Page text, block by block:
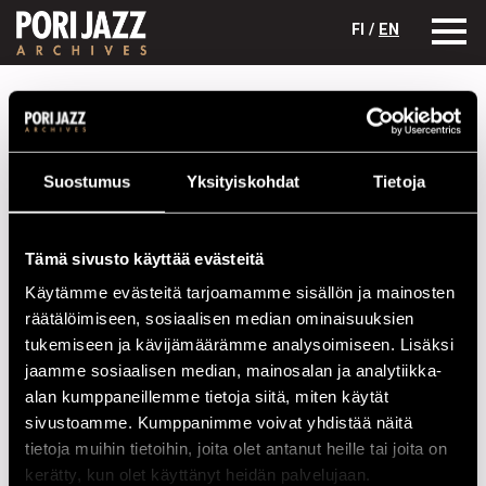
Suostumus Yksityiskohdat Tietoja
Tämä sivusto käyttää evästeitä
Käytämme evästeitä tarjoamamme sisällön ja mainosten
räätälöimiseen, sosiaalisen median ominaisuuksien
tukemiseen ja kävijämäärämme analysoimiseen. Lisäksi
jaamme sosiaalisen median, mainosalan ja analytiikka-
alan kumppaneillemme tietoja siitä, miten käytät
sivustoamme. Kumppanimme voivat yhdistää näitä
tietoja muihin tietoihin, joita olet antanut heille tai joita on
kerätty, kun olet käyttänyt heidän palvelujaan.
FI / EN
Festivaalivuodet
Jouni Hokkaen Quintet
Kokoonpano
NIMI INSTRUMENTTI
Jouni Hokkanen
Mikko Karjalainen
Petri Puolitaival
Rauli Viitala
Sami Lehto